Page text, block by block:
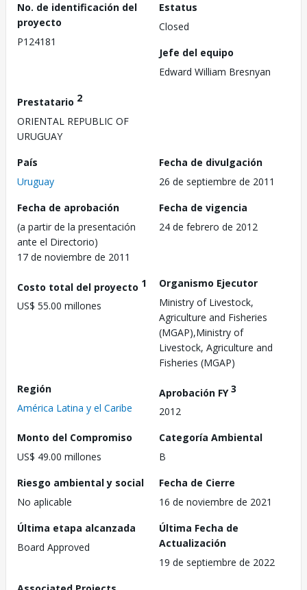
No. de identificación del
proyecto
P124181
Estatus
Closed
Jefe del equipo
Edward William Bresnyan
Prestatario 2
ORIENTAL REPUBLIC OF
URUGUAY
País
Uruguay
Fecha de divulgación
26 de septiembre de 2011
Fecha de aprobación
(a partir de la presentación
ante el Directorio)
17 de noviembre de 2011
Fecha de vigencia
24 de febrero de 2012
Costo total del proyecto 1
US$ 55.00 millones
Organismo Ejecutor
Ministry of Livestock,
Agriculture and Fisheries
(MGAP),Ministry of
Livestock, Agriculture and
Fisheries (MGAP)
Región
América Latina y el Caribe
Aprobación FY3
2012
Monto del Compromiso
US$ 49.00 millones
Categoría Ambiental
B
Riesgo ambiental y social
No aplicable
Fecha de Cierre
16 de noviembre de 2021
Última etapa alcanzada
Board Approved
Última Fecha de
Actualización
19 de septiembre de 2022